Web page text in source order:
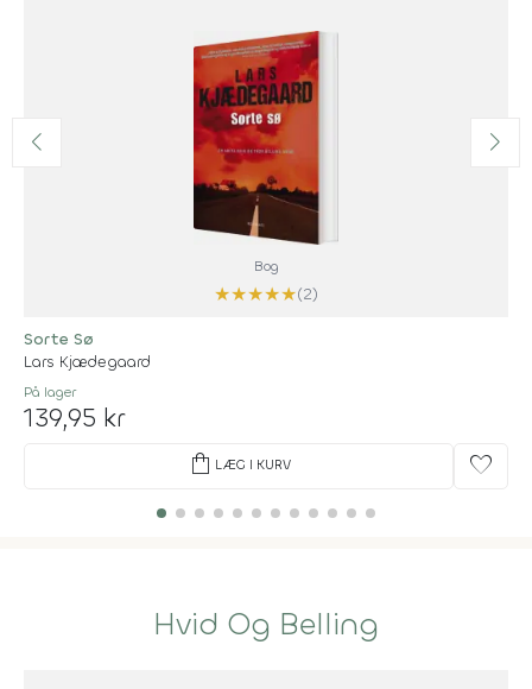
Bog
★★★★★(2)
Sorte Sø
Lars Kjædegaard
På lager
139,95 kr
shopping_bag LÆG I KURV favorite
Hvid Og Belling